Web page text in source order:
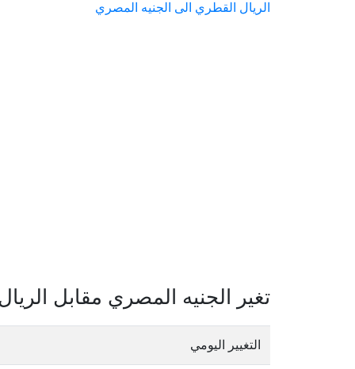
الريال القطري الى الجنيه المصري
تغير الجنيه المصري مقابل
التغيير اليومي